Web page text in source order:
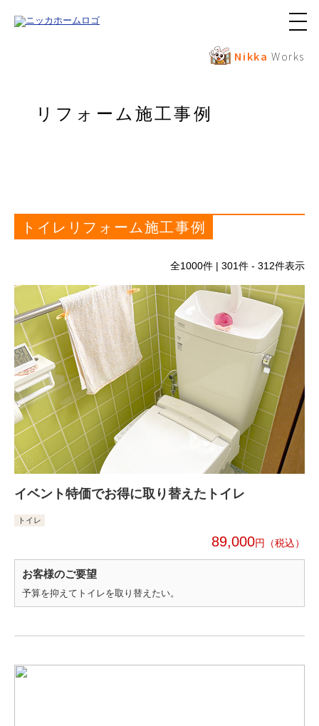
メ
ュ
Nikka Works
リフォーム施工事例
トイレリフォーム施工事例
全1000件 | 301件 - 312件表示
イベント特価でお得に取り替えたトイレ
トイレ
89,000円
お客様のご要望
予算を抑えてトイレを取り替えたい。